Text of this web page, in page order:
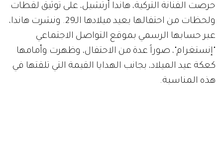
حرصت الفنانة التركية، هاندا أرتشيل، على توثيق لقطات
ولحظات من احتفالها بعيد ميلادها الـ29. ونشرت هاندا،
عبر حسابها الرسمي بموقع التواصل الاجتماعي
"إنستغرام"، صوراً عدة من الاحتفال، وظهرت وأمامها
كعكة عيد الميلاد، بجانب الهدايا القيمة التي تلقتها في
هذه المناسبة.